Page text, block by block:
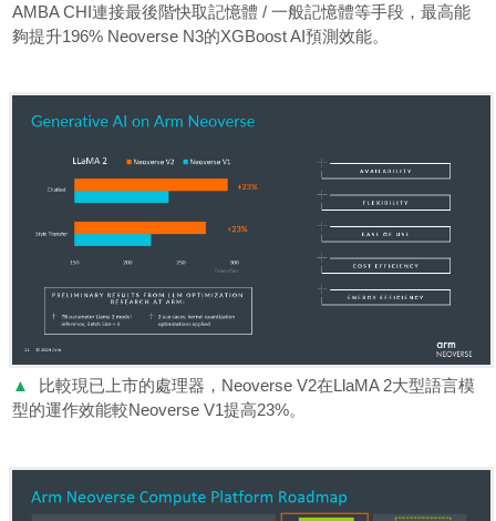
AMBA CHI連接最後階快取記憶體 / 一般記憶體等手段，最高能
夠提升196% Neoverse N3的XGBoost AI預測效能。
▲
比較現已上市的處理器，Neoverse V2在LlaMA 2大型語言模
型的運作效能較Neoverse V1提高23%。